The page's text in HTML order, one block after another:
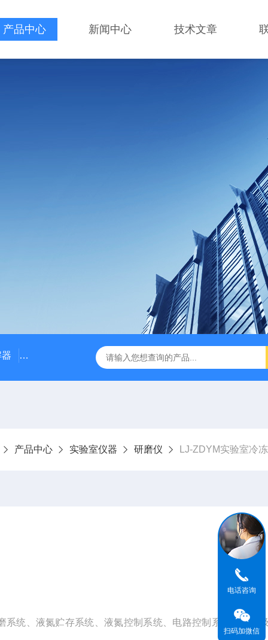
产品中心 新闻中心 技术文章
LJ-W110X标准COD消解器 LJ-W110XCOD消解器
产品中心 实验室仪器 研磨仪 LJ-ZDYM实验室冷
系统、液氮贮存系统、液氮控制系统、电路控制系统、保温
电话咨询
扫码加微信